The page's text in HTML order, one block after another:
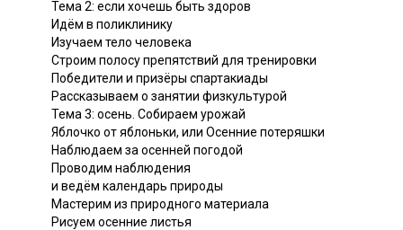
Тема 2: если хочешь быть здоров
Идём в поликлинику
Изучаем тело человека
Строим полосу препятствий для тренировки
Победители и призёры спартакиады
Рассказываем о занятии физкультурой
Тема 3: осень. Собираем урожай
Яблочко от яблоньки, или Осенние потеряшки
Наблюдаем за осенней погодой
Проводим наблюдения
и ведём календарь природы
Мастерим из природного материала
Рисуем осенние листья